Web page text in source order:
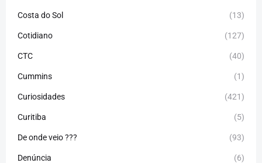
Costa do Sol (13)
Cotidiano (127)
CTC (40)
Cummins (1)
Curiosidades (421)
Curitiba (5)
De onde veio ??? (93)
Denúncia (6)